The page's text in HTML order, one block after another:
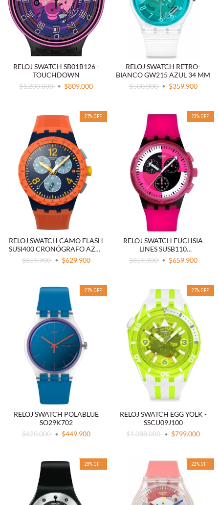
RELOJ SWATCH SB01B126 -
TOUCHDOWN
$1.200.000
$809.000
RELOJ SWATCH RETRO-
BIANCO GW215 AZUL 34 MM
$500.000
$359.900
27% OFF
RELOJ SWATCH CAMO FLASH
SUSI400 CRONÓGRAFO AZUL
Y NARANJA
$859.900 $629.900
23% OFF
RELOJ SWATCH FUCHSIA
LINES SUSB110
CRONÓGRAFO ROSA Y
NEGRO
$859.900 $659.900
27% OFF
RELOJ SWATCH POLABLUE
SO29K702
$620.000
$449.900
27% OFF
RELOJ SWATCH EGG YOLK -
SSCU09J100
$1.088.000
$799.000
23% OFF 22% OFF